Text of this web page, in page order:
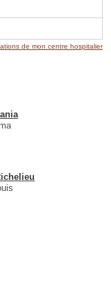
de mon centre hospitalier